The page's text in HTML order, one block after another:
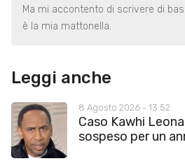
Ma mi accontento di scrivere di
è la mia mattonella.
Leggi anche
8 Agosto 2026 - 13:52
Caso Kawhi
sospeso per un